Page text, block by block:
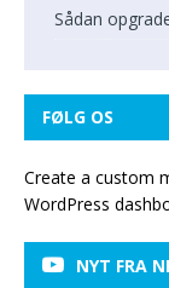
Sådan
FØLG OS
Create a custom
WordPress
NYT FRA